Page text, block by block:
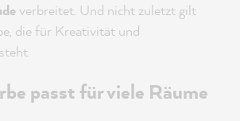
verbreitet. Und nicht zuletzt gilt
die für Kreativität und
passt für viele Räume